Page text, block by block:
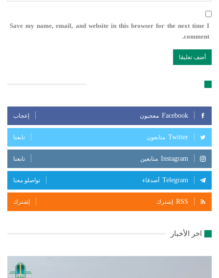
Save my name, email, and website in this browser for the next time I
comment.
Facebook معجبون إعجاب
Twitter متابعون تابعنا
Instagram متابعين تابعنا
Telegram أصدقاء تواصلو معنا
RSS إشترك إشترك
اخر الأخبار